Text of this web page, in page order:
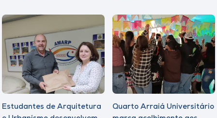
Estudantes de Arquitetura
Quarto Arraiá Universitário